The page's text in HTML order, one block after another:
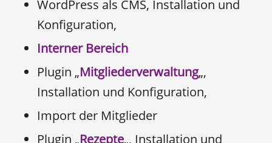
WordPress als CMS, Installation und
Konfiguration,
Interner Bereich
Plugin „Mitgliederverwaltung„,
Installation und Konfiguration,
Import der Mitglieder
Plugin „Rezepte„, Installation und